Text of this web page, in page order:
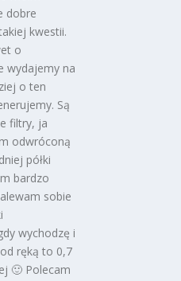
dobre
kwestii.
o
wydajemy na
o ten
Są
filtry, ja
odwróconą
półki
bardzo
sobie
wychodzę i
ręką to 0,7
🙂 Polecam